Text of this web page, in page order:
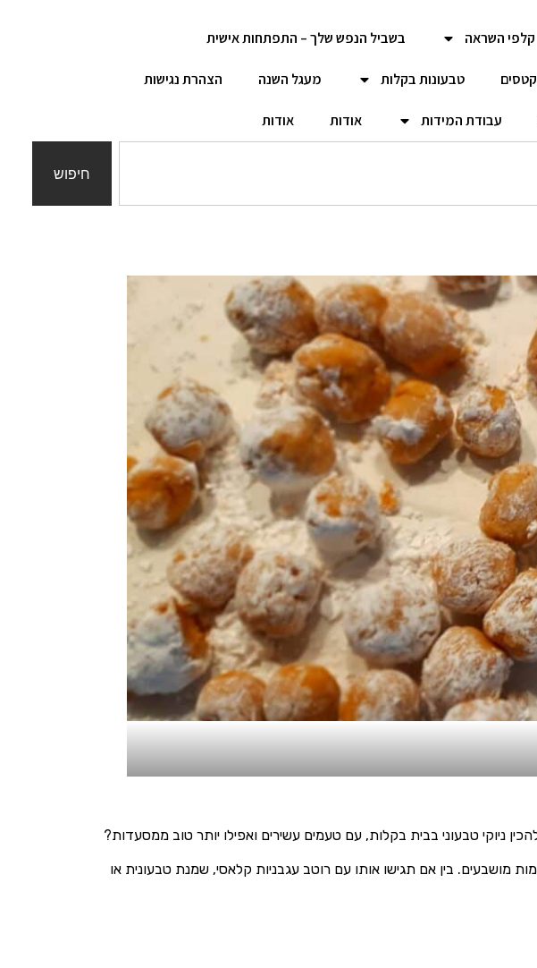
קלפי השראה בשביל הנפש שלך – התפתחות אישית
טבעונות בקלות מעגל השנה הצהרת נגישות
עבודת המידות אודות אודות
חיפוש
ניוקי טבעוני בבית בקלות, עם טעמים עשירים ואפילו יותר טוב ממסעדות?
מושבעים. בין אם תגישו אותו עם רוטב עגבניות קלאסי, שמנת טבעונית או